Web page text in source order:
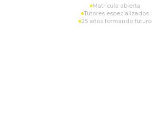
Matrícula abierta
Tutores especializados
25 años formando futuro